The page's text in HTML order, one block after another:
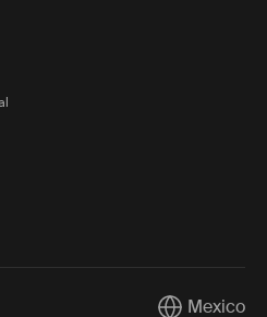
(external link)
(external link)
on Youtube (external
Mexico